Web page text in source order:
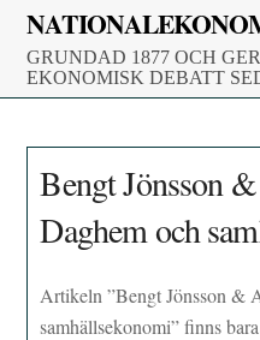
Skip
content
GRUNDAD 1877 OCH
EKONOMISK DEBATT
Bengt Jönsson
Daghem och
Artikeln ”Bengt Jönsson &
samhällsekonomi” finns